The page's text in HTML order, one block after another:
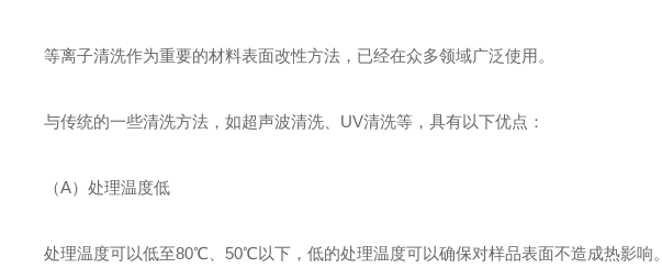
等离子清洗作为重要的材料表面改性方法，已经在众多领域广泛使用。
与传统的一些清洗方法，如超声波清洗、UV清洗等，具有以下优点：
（A）处理温度低
处理温度可以低至80℃、50℃以下，低的处理温度可以确保对样品表面不造成热影响。